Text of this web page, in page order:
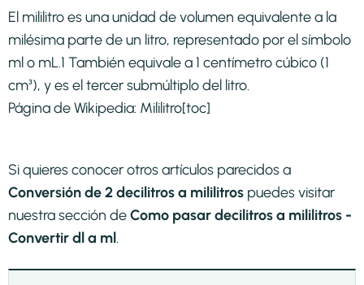
El mililitro es una unidad de volumen equivalente a la
milésima parte de un litro, representado por el símbolo
ml o mL.1​ También equivale a 1 centímetro cúbico (1
cm³), y es el tercer submúltiplo del litro.
Página de Wikipedia: Mililitro[toc]
Si quieres conocer otros artículos parecidos a
Conversión de 2 decilitros a mililitros puedes visitar
nuestra sección deComo pasar decilitros a mililitros -
Convertir dl a ml.